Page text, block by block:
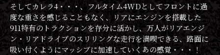
そしてカレラ4・・・、フルタイム4WDとしてフロントに過
度な重さを感じることもなく、リアにエンジンを搭載した
911特有のトラクションを存分に活かし、万人がリアエンジ
ン・リアドライブのスリリングな走行を満喫できる、路面に
吸い付くようにマッシブに加速していくあの感覚・・・！